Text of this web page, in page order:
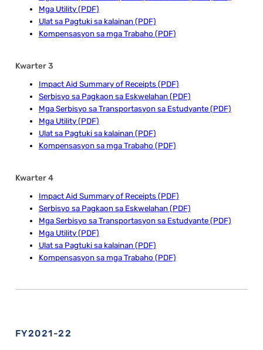
Mga Utility (PDF)
Ulat sa Pagtuki sa kalainan (PDF)
Kompensasyon sa mga Trabaho (PDF)
Kwarter 3
Impact Aid Summary of Receipts (PDF)
Serbisyo sa Pagkaon sa Eskwelahan (PDF)
Mga Serbisyo sa Transportasyon sa Estudyante (PDF)
Mga Utility (PDF)
Ulat sa Pagtuki sa kalainan (PDF)
Kompensasyon sa mga Trabaho (PDF)
Kwarter 4
Impact Aid Summary of Receipts (PDF)
Serbisyo sa Pagkaon sa Eskwelahan (PDF)
Mga Serbisyo sa Transportasyon sa Estudyante (PDF)
Mga Utility (PDF)
Ulat sa Pagtuki sa kalainan (PDF)
Kompensasyon sa mga Trabaho (PDF)
FY2021-22